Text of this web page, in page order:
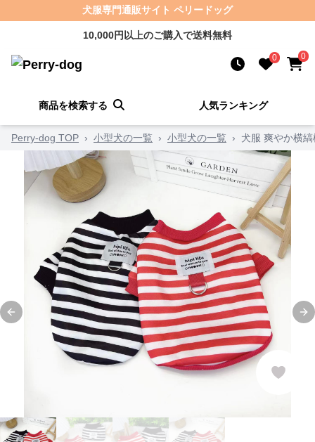
犬服専門通販サイト ペリードッグ
10,000円以上のご購入で送料無料
0 0
商品を検索する 人気ランキング
Perry-dog TOP › 小型犬の一覧 › 小型犬の一覧 › 犬服 爽やか横
Previous slide